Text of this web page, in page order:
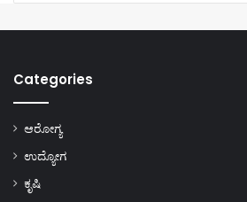
Categories
ಆರೋಗ್ಯ
ಉದ್ಯೋಗ
ಕೃಷಿ